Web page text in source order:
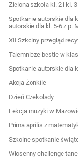
Zielona szkoła kl. 2 i kl. 3
Spotkanie autorskie dla
autorskie dla kl. 5-6 z p.
XII Szkolny przegląd
Tajemnicze bestie w
Spotkanie autorskie dla
Akcja Żonkile
Dzień Czekolady
Lekcja muzyki w
Prima aprilis z
Szkolne spotkanie
Wiosenny challenge